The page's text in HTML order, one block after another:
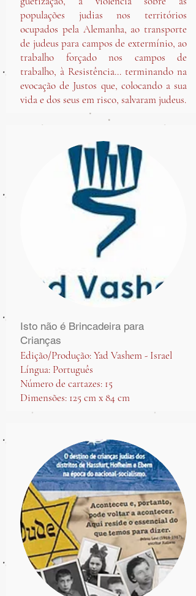
populações judias nos territórios
ocupados pela Alemanha, ao transporte
de judeus para campos de extermínio, ao
trabalho forçado nos campos de
trabalho, à Resistência... terminando na
evocação de Justos que, colocando a sua
vida e dos seus em risco, salvaram judeus.
Isto não é Brincadeira para
Crianças
Edição/Produção: Yad Vashem - Israel
Língua: Português
Número de cartazes: 15
Dimensões: 125 cm x 84 cm